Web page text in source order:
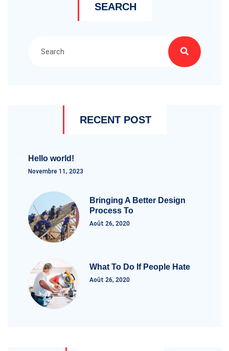
SEARCH
RECENT POST
Hello world!
Novembre 11, 2023
Bringing A Better Design
Process To
Août 26, 2020
What To Do If People Hate
Août 26, 2020